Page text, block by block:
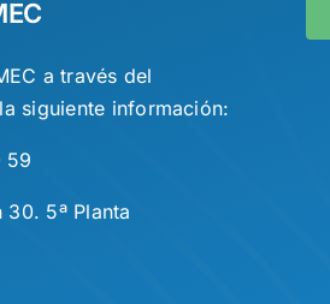
a través del
siguiente información:
59
5ª Planta